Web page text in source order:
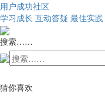
用户成功社区
学习成长 互动答疑 最佳实践
搜索……
猜你喜欢